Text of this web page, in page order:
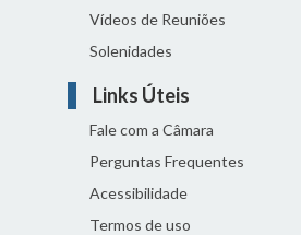
Vídeos de Reuniões
Solenidades
Links Úteis
Fale com a Câmara
Perguntas Frequentes
Acessibilidade
Termos de uso